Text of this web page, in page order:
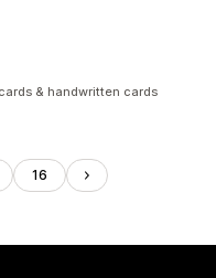
& handwritten cards
16